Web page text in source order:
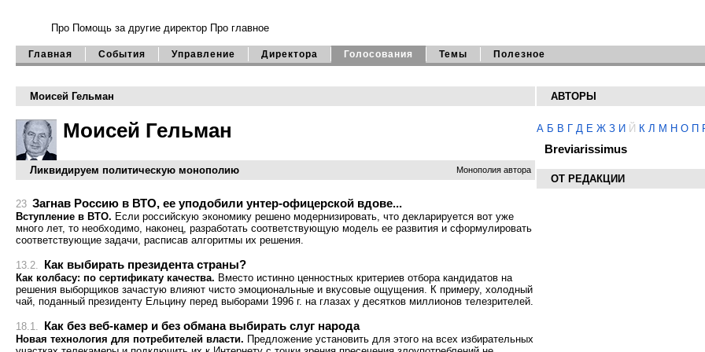
Про Помощь за другие директор Про главное
Главная События Управление Директора Голосования Темы Полезное
Моисей Гельман
Моисей Гельман
Ликвидируем политическую монополию Монополия автора
23 Загнав Россию в ВТО, ее уподобили унтер-офицерской вдове...
Вступление в ВТО. Если российскую экономику решено модернизировать, что декларируется вот уже
много лет, то необходимо, наконец, разработать соответствующую модель ее развития и сформулировать
соответствующие задачи, расписав алгоритмы их решения.
13.2. Как выбирать президента страны?
Как колбасу: по сертификату качества. Вместо истинно ценностных критериев отбора кандидатов на
решения выборщиков зачастую влияют чисто эмоциональные и вкусовые ощущения. К примеру, холодный
чай, поданный президенту Ельцину перед выборами 1996 г. на глазах у десятков миллионов телезрителей.
18.1. Как без веб-камер и без обмана выбирать слуг народа
Новая технология для потребителей власти. Предложение установить для этого на всех избирательных
АВТОРЫ
А Б В Г Д Е Ж З И Й К Л М Н О П
Breviarissimus
ОТ РЕДАКЦИИ